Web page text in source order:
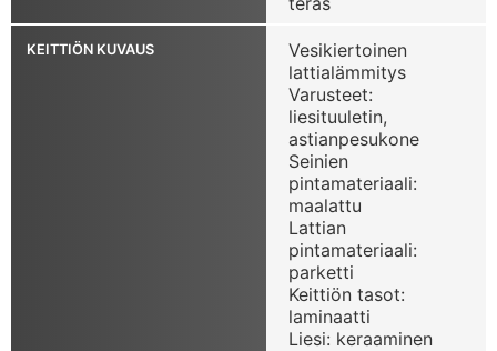
KEITTIÖN KUVAUS
Vesikiertoinen
lattialämmitys
Varusteet:
liesituuletin,
astianpesukone
Seinien
pintamateriaali:
maalattu
Lattian
pintamateriaali:
parketti
Keittiön tasot:
laminaatti
Liesi: keraaminen